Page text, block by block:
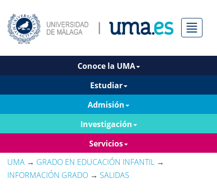
Menú
Conoce la UMA
Estudiar
Admisión
Investigación
Servicios
UMA → GRADO EN EDUCACIÓN INFANTIL →
INFORMACIÓN GRADO → SALIDAS